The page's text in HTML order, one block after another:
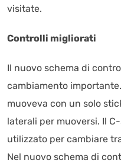
visitate.
Controlli migliorati
Il nuovo schema di
cambiamento
muoveva con un solo
laterali per muoversi. Il
utilizzato per cambiare
Nel nuovo schema di